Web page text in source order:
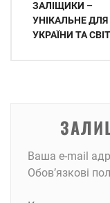
ЗАЛІЩИКИ –
УНІКАЛЬНЕ ДЛЯ
УКРАЇНИ ТА
Ваша e-mail
Обов’язкові